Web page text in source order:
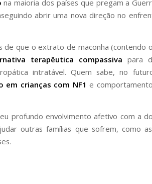
na maioria dos países que pregam a
abrir uma nova direção no
de que o extrato de maconha (contendo
terapêutica compassiva para
intratável. Quem sabe, no
em crianças com NF1 e
profundo envolvimento afetivo com a
outras famílias que sofrem, como